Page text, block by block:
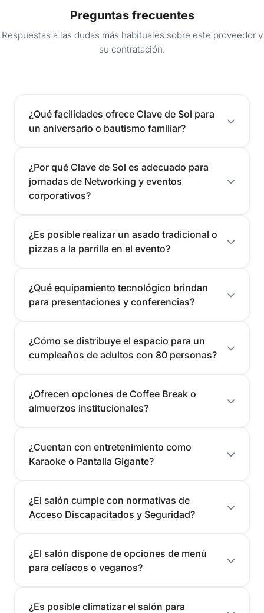
sumamente recomendable para todo
tipo de festejo.
Preguntas frecuentes
Respuestas a las dudas más habituales sobre este proveedor y
su contratación.
¿Qué facilidades ofrece Clave de Sol para
un aniversario o bautismo familiar?
¿Por qué Clave de Sol es adecuado para
jornadas de Networking y eventos
corporativos?
¿Es posible realizar un asado tradicional o
pizzas a la parrilla en el evento?
¿Qué equipamiento tecnológico brindan
para presentaciones y conferencias?
¿Cómo se distribuye el espacio para un
cumpleaños de adultos con 80 personas?
¿Ofrecen opciones de Coffee Break o
almuerzos institucionales?
¿Cuentan con entretenimiento como
Karaoke o Pantalla Gigante?
¿El salón cumple con normativas de
Acceso Discapacitados y Seguridad?
¿El salón dispone de opciones de menú
para celíacos o veganos?
¿Es posible climatizar el salón para